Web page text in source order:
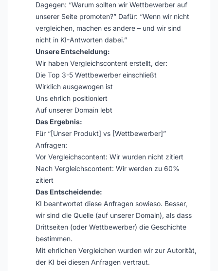
Dagegen: “Warum sollten wir Wettbewerber auf
unserer Seite promoten?” Dafür: “Wenn wir nicht
vergleichen, machen es andere – und wir sind
nicht in KI-Antworten dabei.”
Unsere Entscheidung:
Wir haben Vergleichscontent erstellt, der:
Die Top 3-5 Wettbewerber einschließt
Wirklich ausgewogen ist
Uns ehrlich positioniert
Auf unserer Domain lebt
Das Ergebnis:
Für “[Unser Produkt] vs [Wettbewerber]”
Anfragen:
Vor Vergleichscontent: Wir wurden nicht zitiert
Nach Vergleichscontent: Wir werden zu 60%
zitiert
Das Entscheidende:
KI beantwortet diese Anfragen sowieso. Besser,
wir sind die Quelle (auf unserer Domain), als dass
Drittseiten (oder Wettbewerber) die Geschichte
bestimmen.
Mit ehrlichen Vergleichen wurden wir zur Autorität,
der KI bei diesen Anfragen vertraut.